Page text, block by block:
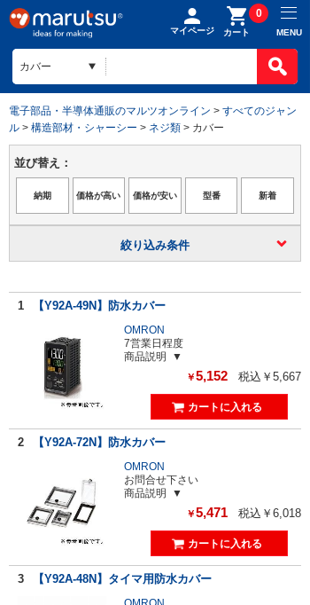
マイページ カート
0
MENU
電子部品・半導体通販のマルツオンライン > すべてのジャン
ル > 構造部材・シャーシー > ネジ類 > カバー
並び替え：
絞り込み条件
1 【Y92A-49N】防水カバー
OMRON
7営業日程度
商品説明
￥5,152 税込￥5,667
2 【Y92A-72N】防水カバー
OMRON
お問合せ下さい
商品説明
￥5,471 税込￥6,018
3 【Y92A-48N】タイマ用防水カバー